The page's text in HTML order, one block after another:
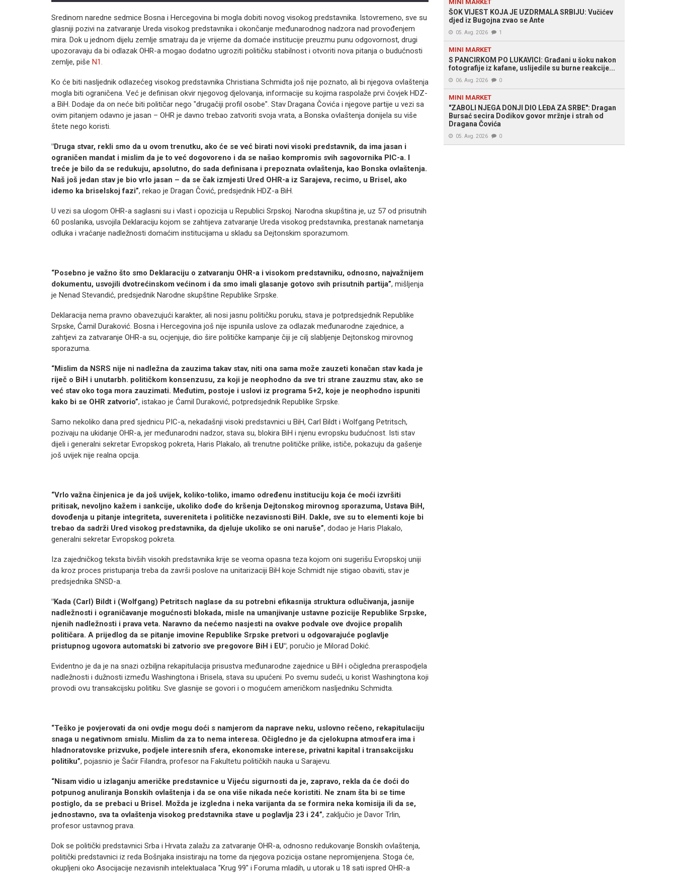
Sredinom naredne sedmice Bosna i Hercegovina bi mogla dobiti novog visokog predstavnika. Istovremeno, sve su
glasniji pozivi na zatvaranje Ureda visokog predstavnika i okončanje međunarodnog nadzora nad provođenjem
mira. Dok u jednom dijelu zemlje smatraju da je vrijeme da domaće institucije preuzmu punu odgovornost, drugi
upozoravaju da bi odlazak OHR-a mogao dodatno ugroziti političku stabilnost i otvoriti nova pitanja o budućnosti
zemlje, piše N1.
Ko će biti nasljednik odlazećeg visokog predstavnika Christiana Schmidta još nije poznato, ali bi njegova ovlaštenja
mogla biti ograničena. Već je definisan okvir njegovog djelovanja, informacije su kojima raspolaže prvi čovjek HDZ-
a BiH. Dodaje da on neće biti političar nego "drugačiji profil osobe". Stav Dragana Čovića i njegove partije u vezi sa
ovim pitanjem odavno je jasan – OHR je davno trebao zatvoriti svoja vrata, a Bonska ovlaštenja donijela su više
štete nego koristi.
"Druga stvar, rekli smo da u ovom trenutku, ako će se već birati novi visoki predstavnik, da ima jasan i
ograničen mandat i mislim da je to već dogovoreno i da se našao kompromis svih sagovornika PIC-a. I
treće je bilo da se redukuju, apsolutno, do sada definisana i prepoznata ovlaštenja, kao Bonska ovlaštenja.
Naš još jedan stav je bio vrlo jasan – da se čak izmjesti Ured OHR-a iz Sarajeva, recimo, u Brisel, ako
idemo ka briselskoj fazi”, rekao je Dragan Čović, predsjednik HDZ-a BiH.
U vezi sa ulogom OHR-a saglasni su i vlast i opozicija u Republici Srpskoj. Narodna skupština je, uz 57 od prisutnih
60 poslanika, usvojila Deklaraciju kojom se zahtijeva zatvaranje Ureda visokog predstavnika, prestanak nametanja
odluka i vraćanje nadležnosti domaćim institucijama u skladu sa Dejtonskim sporazumom.
“Posebno je važno što smo Deklaraciju o zatvaranju OHR-a i visokom predstavniku, odnosno, najvažnijem
dokumentu, usvojili dvotrećinskom većinom i da smo imali glasanje gotovo svih prisutnih partija”, mišljenja
je Nenad Stevandić, predsjednik Narodne skupštine Republike Srpske.
Deklaracija nema pravno obavezujući karakter, ali nosi jasnu političku poruku, stava je potpredsjednik Republike
Srpske, Ćamil Duraković. Bosna i Hercegovina još nije ispunila uslove za odlazak međunarodne zajednice, a
zahtjevi za zatvaranje OHR-a su, ocjenjuje, dio šire političke kampanje čiji je cilj slabljenje Dejtonskog mirovnog
sporazuma.
“Mislim da NSRS nije ni nadležna da zauzima takav stav, niti ona sama može zauzeti konačan stav kada je
riječ o BiH i unutarbh. političkom konsenzusu, za koji je neophodno da sve tri strane zauzmu stav, ako se
već stav oko toga mora zauzimati. Međutim, postoje i uslovi iz programa 5+2, koje je neophodno ispuniti
kako bi se OHR zatvorio”, istakao je Ćamil Duraković, potpredsjednik Republike Srpske.
Samo nekoliko dana pred sjednicu PIC-a, nekadašnji visoki predstavnici u BiH, Carl Bildt i Wolfgang Petritsch,
pozivaju na ukidanje OHR-a, jer međunarodni nadzor, stava su, blokira BiH i njenu evropsku budućnost. Isti stav
dijeli i generalni sekretar Evropskog pokreta, Haris Plakalo, ali trenutne političke prilike, ističe, pokazuju da gašenje
još uvijek nije realna opcija.
“Vrlo važna činjenica je da još uvijek, koliko-toliko, imamo određenu instituciju koja će moći izvršiti
pritisak, nevoljno kažem i sankcije, ukoliko dođe do kršenja Dejtonskog mirovnog sporazuma, Ustava BiH,
dovođenja u pitanje integriteta, suvereniteta i političke nezavisnosti BiH. Dakle, sve su to elementi koje bi
trebao da sadrži Ured visokog predstavnika, da djeluje ukoliko se oni naruše”, dodao je Haris Plakalo,
generalni sekretar Evropskog pokreta.
Iza zajedničkog teksta bivših visokih predstavnika krije se veoma opasna teza kojom oni sugerišu Evropskoj uniji
da kroz proces pristupanja treba da završi poslove na unitarizaciji BiH koje Schmidt nije stigao obaviti, stav je
predsjednika SNSD-a.
"Kada (Carl) Bildt i (Wolfgang) Petritsch naglase da su potrebni efikasnija struktura odlučivanja, jasnije
nadležnosti i ograničavanje mogućnosti blokada, misle na umanjivanje ustavne pozicije Republike Srpske,
njenih nadležnosti i prava veta. Naravno da nećemo nasjesti na ovakve podvale ove dvojice propalih
političara. A prijedlog da se pitanje imovine Republike Srpske pretvori u odgovarajuće poglavlje
pristupnog ugovora automatski bi zatvorio sve pregovore BiH i EU", poručio je Milorad Dokić.
Evidentno je da je na snazi ozbiljna rekapitulacija prisustva međunarodne zajednice u BiH i očigledna preraspodjela
nadležnosti i dužnosti između Washingtona i Brisela, stava su upućeni. Po svemu sudeći, u korist Washingtona koji
provodi ovu transakcijsku politiku. Sve glasnije se govori i o mogućem američkom nasljedniku Schmidta.
“Teško je povjerovati da oni ovdje mogu doći s namjerom da naprave neku, uslovno rečeno, rekapitulaciju
snaga u negativnom smislu. Mislim da za to nema interesa. Očigledno je da cjelokupna atmosfera ima i
hladnoratovske prizvuke, podjele interesnih sfera, ekonomske interese, privatni kapital i transakcijsku
politiku”, pojasnio je Šaćir Filandra, profesor na Fakultetu političkih nauka u Sarajevu.
“Nisam vidio u izlaganju američke predstavnice u Vijeću sigurnosti da je, zapravo, rekla da će doći do
potpunog anuliranja Bonskih ovlaštenja i da se ona više nikada neće koristiti. Ne znam šta bi se time
postiglo, da se prebaci u Brisel. Možda je izgledna i neka varijanta da se formira neka komisija ili da se,
jednostavno, sva ta ovlaštenja visokog predstavnika stave u poglavlja 23 i 24”, zaključio je Davor Trlin,
profesor ustavnog prava.
Dok se politički predstavnici Srba i Hrvata zalažu za zatvaranje OHR-a, odnosno redukovanje Bonskih ovlaštenja,
politički predstavnici iz reda Bošnjaka insistiraju na tome da njegova pozicija ostane nepromijenjena. Stoga će,
okupljeni oko Asocijacije nezavisnih intelektualaca "Krug 99" i Foruma mladih, u utorak u 18 sati ispred OHR-a
MINI MARKET
ŠOK VIJEST KOJA JE UZDRMALA SRBIJU: Vučićev
djed iz Bugojna zvao se Ante
05. Avg. 2026 1
MINI MARKET
S PANCIRKOM PO LUKAVICI: Građani u šoku nakon
fotografije iz kafane, uslijedile su burne reakcije...
06. Avg. 2026 0
MINI MARKET
"ZABOLI NJEGA DONJI DIO LEĐA ZA SRBE": Dragan
Bursać secira Dodikov govor mržnje i strah od
Dragana Čovića
05. Avg. 2026 0